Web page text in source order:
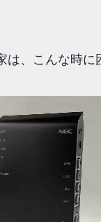
、こんな時に